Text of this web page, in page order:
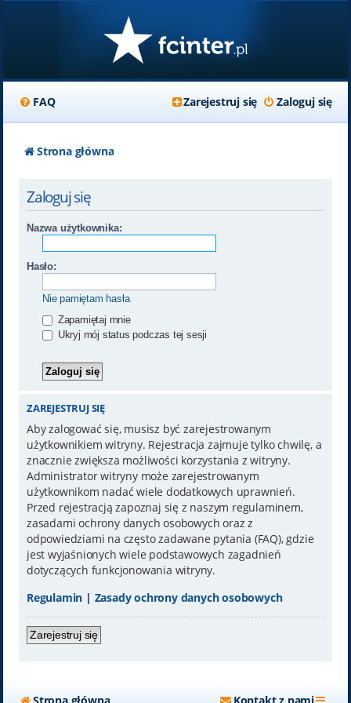
FAQ Zaloguj się
Zarejestruj się
Strona główna
Zaloguj się
Nazwa użytkownika:
Hasło:
Nie pamiętam hasła
Zapamiętaj mnie
Ukryj mój status podczas tej sesji
ZAREJESTRUJ SIĘ
Aby zalogować się, musisz być zarejestrowanym
użytkownikiem witryny. Rejestracja zajmuje tylko chwilę, a
znacznie zwiększa możliwości korzystania z witryny.
Administrator witryny może zarejestrowanym
użytkownikom nadać wiele dodatkowych uprawnień.
Przed rejestracją zapoznaj się z naszym regulaminem,
zasadami ochrony danych osobowych oraz z
odpowiedziami na często zadawane pytania (FAQ), gdzie
jest wyjaśnionych wiele podstawowych zagadnień
dotyczących funkcjonowania witryny.
Regulamin | Zasady ochrony danych osobowych
Zarejestruj się
Strona główna Kontakt z nami